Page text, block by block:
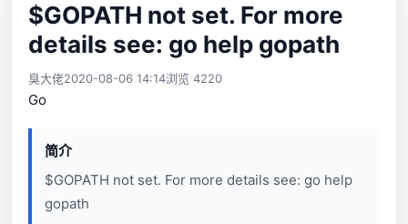
$GOPATH not set. For more
details see: go help gopath
臭大佬2020-08-06 14:14浏览 4220
Go
简介
$GOPATH not set. For more details see: go help
gopath